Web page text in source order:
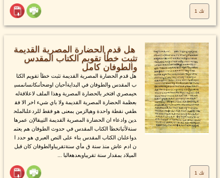
تك 1
هل قدم الحضارة المصرية القديمة
تثبت خطأ تقويم الكتاب المقدس
والطوفان كامل
هل قدم الحضارة المصرية القديمة تثبت خطأ تقويم الكتا
ب المقدس والطوفان في البدايةأحبان اوضحأنىكانسانمسي
حيمصري افتخر بالحضارة المصرية وهذا الملف لاعلاقةله
بعظمة الحضارة المصرية القديمة ولا باي شيء اخر الا فق
طفي نقطة واحدة وهيالزمن بمعنى هو فقط للردعلىالملح
دين وادعاء ان الحضارة المصرية القديمة التييقالإن عمرها
سنةلأثباتخطأ الكتاب المقدس في حدوث الطوفان هم يعتم
دواعلىان الكتاب المقدس بناء على النص العبري هو حدد ا
ن ادم عاش منذ سنة ق مأي سنةتقريباوالطوفان كان قبل
الميلاد بمقدار سنة تقريباوبعدهغالبا ...
تك 1